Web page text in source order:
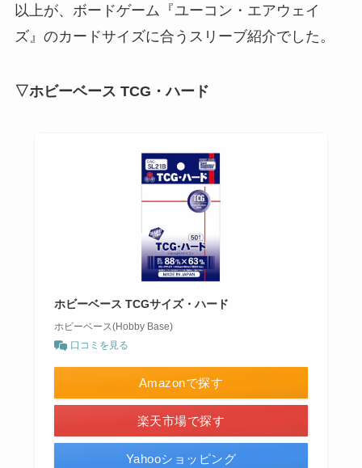
以上が、ボードゲーム『ユーコン・エアウェイ
ズ』のカードサイズに合うスリーブ紹介でした。
▽ホビーベース TCG・ハード
ホビーベース TCGサイズ・ハード
ホビーベース(Hobby Base)
口コミを見る
Amazonで探す
楽天市場で探す
Yahooショッピング